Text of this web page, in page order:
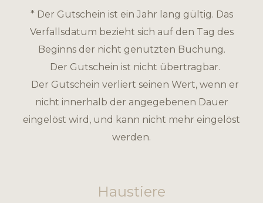
* Der Gutschein ist ein Jahr lang gültig. Das
Verfallsdatum bezieht sich auf den Tag des
Beginns der nicht genutzten Buchung.
Der Gutschein ist nicht übertragbar.
Der Gutschein verliert seinen Wert, wenn er
nicht innerhalb der angegebenen Dauer
eingelöst wird, und kann nicht mehr eingelöst
werden.
Haustiere